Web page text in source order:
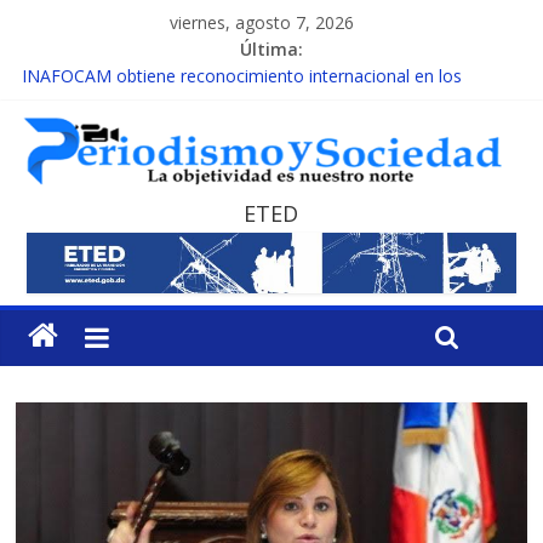
viernes, agosto 7, 2026
Última:
INAFOCAM obtiene reconocimiento internacional en los
15 de febrero de cada año es Día Nacional de la lucha contra el
cáncer infantil
EL ENFOQUE UNILATERAL DE LA COALICIÓN
MESCyT y Universidad Albizu apoyarán rehabilitación de
reclusos
MESCyT presenta calendario de Consulta Nacional por la
Educación
ETED